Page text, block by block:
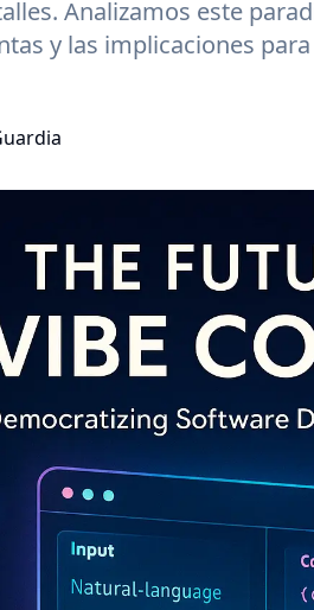
Analizamos este
y las implicaciones